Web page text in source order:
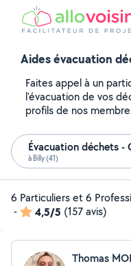
Aides évacuation
Faites appel à un
l'évacuation de vos
profils de nos
Évacuation déchets -
à Billy (41)
6 Particuliers et 6
-
4,5/5 (157 avis)
Thomas